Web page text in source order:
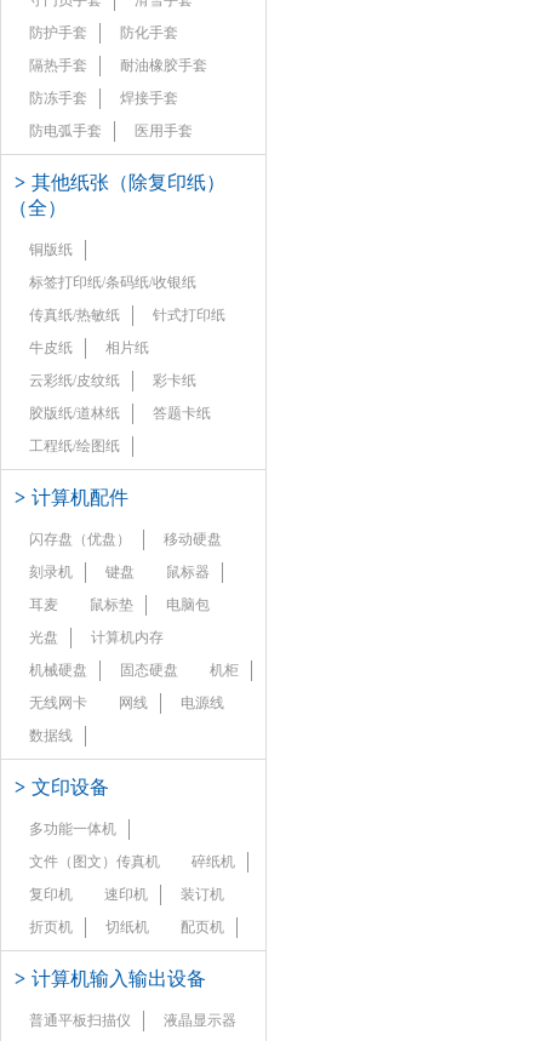
防护手套
防化手套
隔热手套
耐油橡胶手套
防冻手套
焊接手套
防电弧手套
医用手套
> 其他纸张（除复印纸）
（全）
铜版纸
标签打印纸/条码纸/收银纸
传真纸/热敏纸
针式打印纸
牛皮纸
相片纸
云彩纸/皮纹纸
彩卡纸
胶版纸/道林纸
答题卡纸
工程纸/绘图纸
> 计算机配件
闪存盘（优盘）
移动硬盘
刻录机
键盘
鼠标器
耳麦
鼠标垫
电脑包
光盘
计算机内存
机械硬盘
固态硬盘
机柜
无线网卡
网线
电源线
数据线
> 文印设备
多功能一体机
文件（图文）传真机
碎纸机
复印机
速印机
装订机
折页机
切纸机 配页机
> 计算机输入输出设备
普通平板扫描仪
液晶显示器